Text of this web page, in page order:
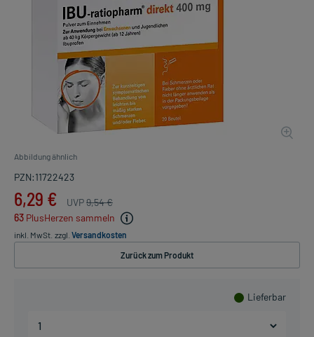
Abbildung ähnlich
PZN:11722423
6,29 € UVP9,54 €
63 PlusHerzen sammeln
inkl. MwSt. zzgl. Versandkosten
Zurück zum Produkt
Lieferbar